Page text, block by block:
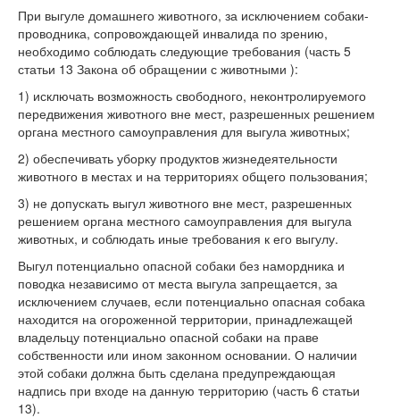
При выгуле домашнего животного, за исключением собаки-
проводника, сопровождающей инвалида по зрению,
необходимо соблюдать следующие требования (часть 5
статьи 13 Закона об обращении с животными ):
1) исключать возможность свободного, неконтролируемого
передвижения животного вне мест, разрешенных решением
органа местного самоуправления для выгула животных;
2) обеспечивать уборку продуктов жизнедеятельности
животного в местах и на территориях общего пользования;
3) не допускать выгул животного вне мест, разрешенных
решением органа местного самоуправления для выгула
животных, и соблюдать иные требования к его выгулу.
Выгул потенциально опасной собаки без намордника и
поводка независимо от места выгула запрещается, за
исключением случаев, если потенциально опасная собака
находится на огороженной территории, принадлежащей
владельцу потенциально опасной собаки на праве
собственности или ином законном основании. О наличии
этой собаки должна быть сделана предупреждающая
надпись при входе на данную территорию (часть 6 статьи
13).